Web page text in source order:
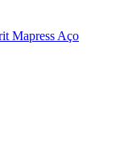
Mapress Aço